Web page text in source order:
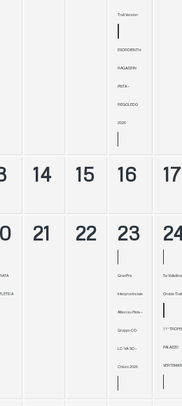
Trail Version
ESORDIENTI e
RAGAZZI IN
PISTA –
REGOLEDO
2026
14 15 16 17
21 22 23
GranPrix
Interprovinciale
Allievi su Pista –
Gruppo CO-
LC-VA-SO –
Chiuro 2026
5a Valtellina
Orobie Trail
11°
PALAZZO